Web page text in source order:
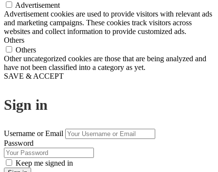
Advertisement
Advertisement cookies are used to provide visitors with relevant ads
and marketing campaigns. These cookies track visitors across
websites and collect information to provide customized ads.
Others
Others
Other uncategorized cookies are those that are being analyzed and
have not been classified into a category as yet.
SAVE & ACCEPT
Sign in
Username or Email
Password
Keep me signed in